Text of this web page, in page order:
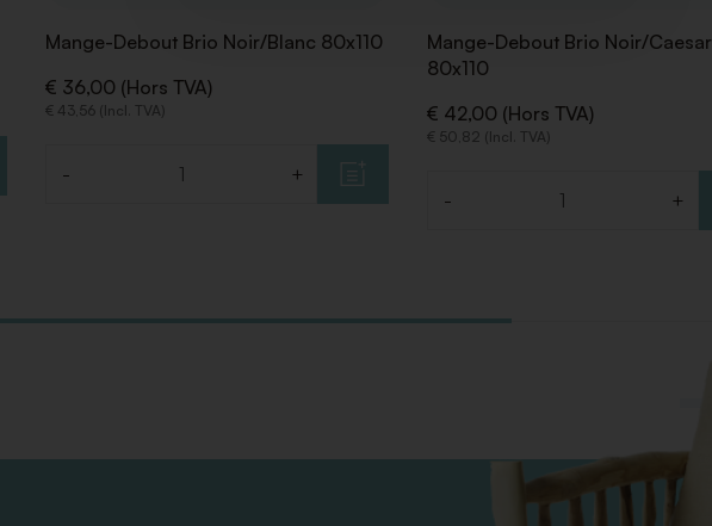
Mange-Debout Brio Noir/Blanc 80x110
€ 36,00 (Hors TVA)
€ 43,56 (Incl. TVA)
- +
Mange-Debout Brio Noir/Caesar
80x110
€ 42,00 (Hors TVA)
€ 50,82 (Incl. TVA)
- +